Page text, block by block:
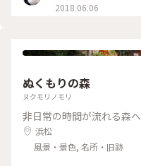
2018.06.06
ぬくもりの森
ヌクモリノモリ
非日常の時間が流れる森へ
浜松
風景・景色, 名所・旧跡